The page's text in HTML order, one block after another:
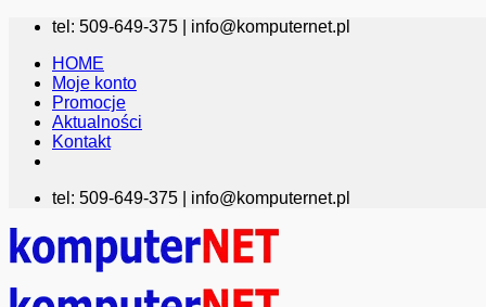
Przewiń
zawartości
tel: 509-649-375 | info@komputernet.pl
HOME
Moje konto
Promocje
Aktualności
Kontakt
tel: 509-649-375 | info@komputernet.pl